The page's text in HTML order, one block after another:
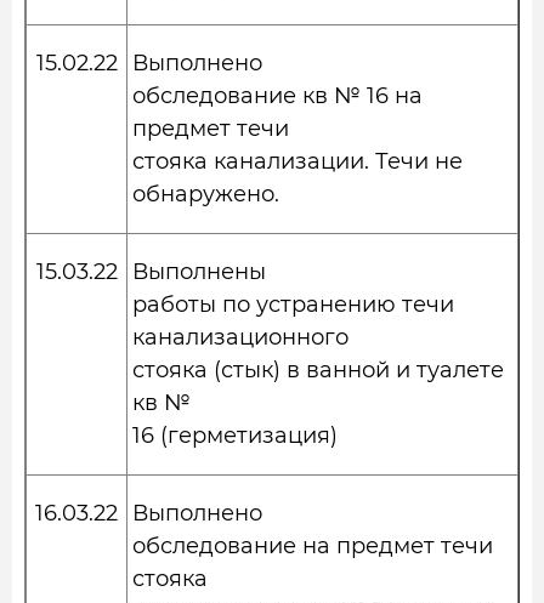
15.02.22
Выполнено
обследование кв № 16 на
предмет течи
стояка канализации. Течи не
обнаружено.
15.03.22
Выполнены
работы по устранению течи
канализационного
стояка (стык) в ванной и туалете
кв №
16 (герметизация)
16.03.22
Выполнено
обследование на предмет течи
стояка